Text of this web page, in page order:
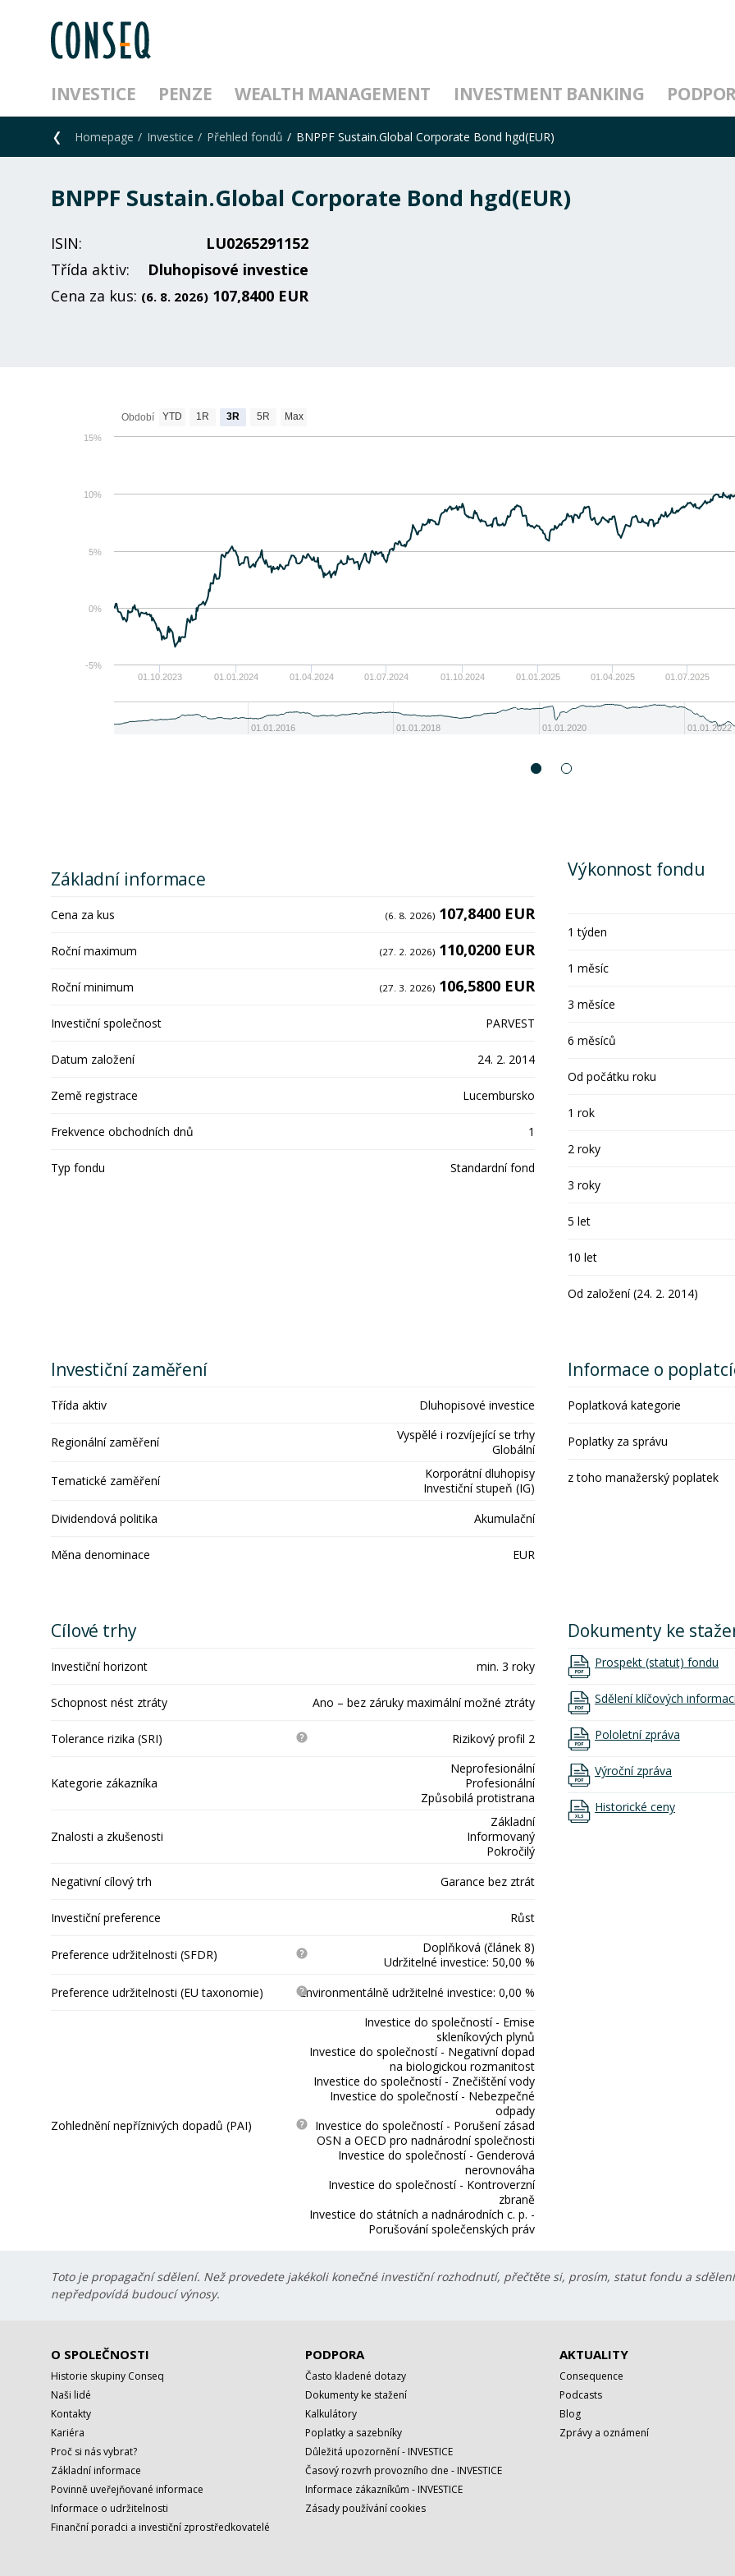
INVESTICE PENZE WEALTH MANAGEMENT INVESTMENT BANKING
Homepage Investice Přehled fondů BNPPF Sustain.Global Corporate Bond hgd(EUR)
BNPPF Sustain.Global Corporate Bond hgd(EUR)
ISIN:
LU0265291152
Třída aktiv:
Dluhopisové investice
Cena za kus: (6. 8. 2026) 107,8400 EUR
01.10.2023 01.01.2024 01.04.2024 01.07.2024 01.10.2024 01.01.2025 01.04.2025 01.07.2025
01.01.2016 01.01.2018 01.01.2020 01.01.2022
-5%
0%
5%
10%
15%
Období YTD 1R 3R 5R Max
Základní informace
Cena za kus (6. 8. 2026) 107,8400 EUR
Roční maximum (27. 2. 2026) 110,0200 EUR
Roční minimum (27. 3. 2026) 106,5800 EUR
Investiční společnost PARVEST
Datum založení 24. 2. 2014
Země registrace Lucembursko
Frekvence obchodních dnů 1
Typ fondu Standardní fond
Výkonnost fondu
1 týden
1 měsíc
3 měsíce
6 měsíců
Od počátku roku
1 rok
2 roky
3 roky
5 let
10 let
Od založení (24. 2. 2014)
Investiční zaměření
Třída aktiv Dluhopisové investice
Regionální zaměření
Vyspělé i rozvíjející se trhy
Globální
Tematické zaměření
Korporátní dluhopisy
Investiční stupeň (IG)
Dividendová politika
Akumulační
Měna denominace EUR
Informace o
Poplatková kategorie
Poplatky za správu
z toho manažerský poplatek
Cílové trhy
Investiční horizont min. 3 roky
Schopnost nést ztráty Ano – bez záruky maximální možné ztráty
Tolerance rizika (SRI) Rizikový profil 2
Kategorie zákazníka
Neprofesionální
Profesionální
Způsobilá protistrana
Znalosti a zkušenosti
Základní
Informovaný
Pokročilý
Negativní cílový trh
Garance bez ztrát
Investiční preference Růst
Preference udržitelnosti (SFDR)
Doplňková (článek 8)
Udržitelné investice: 50,00 %
Preference udržitelnosti (EU taxonomie)
Environmentálně udržitelné investice: 0,00 %
Zohlednění nepříznivých dopadů (PAI)
Investice do společností - Emise
skleníkových plynů
Investice do společností - Negativní dopad
na biologickou rozmanitost
Investice do společností - Znečištění vody
Investice do společností - Nebezpečné
odpady
Investice do společností - Porušení zásad
OSN a OECD pro nadnárodní společnosti
Investice do společností - Genderová
nerovnováha
Investice do společností - Kontroverzní
zbraně
Investice do státních a nadnárodních c. p. -
Porušování společenských práv
Dokumenty ke
Prospekt (statut) fondu
Sdělení klíčových
Pololetní zpráva
Výroční zpráva
Historické ceny
Toto je propagační sdělení. Než provedete jakékoli konečné investiční rozhodnutí, přečtěte si, prosím, statut fondu a
nepředpovídá budoucí výnosy.
O SPOLEČNOSTI
Historie skupiny Conseq
Naši lidé
Kontakty
Kariéra
Proč si nás vybrat?
Základní informace
Povinně uveřejňované informace
Informace o udržitelnosti
Finanční poradci a investiční zprostředkovatelé
PODPORA
Často kladené dotazy
Dokumenty ke stažení
Kalkulátory
Poplatky a sazebníky
Důležitá upozornění - INVESTICE
Časový rozvrh provozního dne - INVESTICE
Informace zákazníkům - INVESTICE
Zásady používání cookies
AKTUALITY
Consequence
Podcasts
Blog
Zprávy a oznámení